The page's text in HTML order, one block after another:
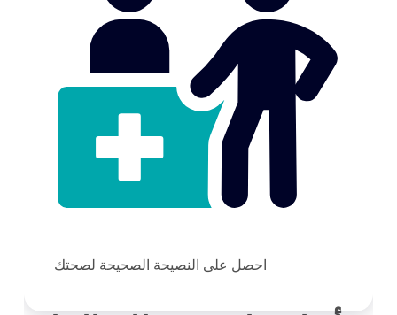
احصل على النصيحة الصحيحة لصحتك